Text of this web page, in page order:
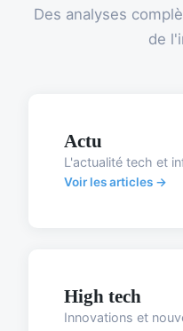
Des analyses
de
Actu
L'actualité tech et
Voir les articles →
High tech
Innovations et